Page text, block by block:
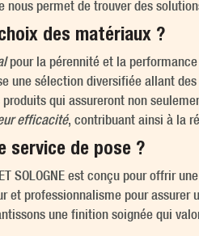
nous permet de trouver des
des matériaux ?
pour la pérennité et la performance
une sélection diversifiée allant
qui assureront non
efficacité, contribuant ainsi à la
service de pose ?
SOLOGNE est conçu pour offrir une
et professionnalisme pour
une finition soignée qui